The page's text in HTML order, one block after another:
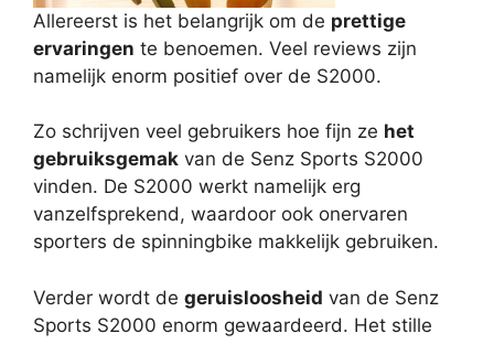
Allereerst is het belangrijk om de prettige
ervaringen te benoemen. Veel reviews zijn
namelijk enorm positief over de S2000.
Zo schrijven veel gebruikers hoe fijn ze het
gebruiksgemak van de Senz Sports S2000
vinden. De S2000 werkt namelijk erg
vanzelfsprekend, waardoor ook onervaren
sporters de spinningbike makkelijk gebruiken.
Verder wordt de geruisloosheid van de Senz
Sports S2000 enorm gewaardeerd. Het stille